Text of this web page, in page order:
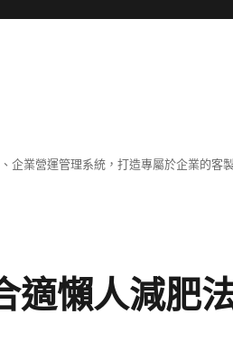
企業營運管理系統，打造專屬於企業的客
適懶人減肥